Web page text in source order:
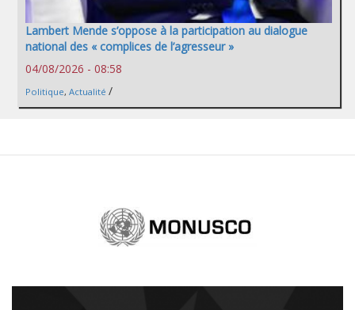
Lambert Mende s’oppose à la participation au dialogue
national des « complices de l’agresseur »
04/08/2026 - 08:58
Politique, Actualité /